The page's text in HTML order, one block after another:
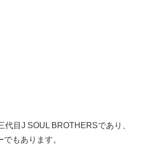
代目J SOUL BROTHERSであり、
もあります。